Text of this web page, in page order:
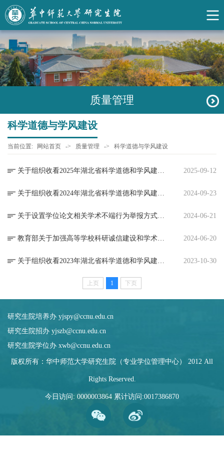
质量管理
科学道德与学风建设
当前位置: 网站首页 -> 质量管理 -> 科学道德与学风建设
关于组织收看2025年湖北省科学道德和学风建设宣讲教育报告会的通知 2025-09-12
关于组织收看2024年湖北省科学道德和学风建设宣讲教育报告会的通知 2024-09-23
关于设置学位论文相关学术不端行为举报方式的公告 2024-06-21
教育部关于加强高等学校科研诚信建设和学术不端治理的指导意见 2024-06-20
关于组织收看2023年湖北省科学道德和学风建设宣讲教育报告会的通知 2023-10-30
上页 1 下页
研究生院培养办 yjspy@ccnu.edu.cn
研究生院招办 yjszb@ccnu.edu.cn
研究生院学位办 xwb@ccnu.edu.cn
版权所有：华中师范大学研究生院（专业学位管理中心） 2012 All
Rights Reserved.
今日访问: 0000003864 累计访问:0017386870